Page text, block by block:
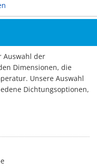
Auswahl der
Dimensionen, die
Unsere Auswahl
Dichtungsoptionen,